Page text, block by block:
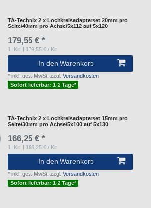
TA-Technix 2 x Lochkreisadapterset 20mm pro
Seite/40mm pro Achse/5x112 auf 5x120
179,55 € *
1 Kit | 179,55 € / Kit
In den Warenkorb
*inkl. ges. MwSt. zzgl.Versandkosten
Sofort lieferbar: 1-2 Tage*
TA-Technix 2 x Lochkreisadapterset 15mm pro
Seite/30mm pro Achse/5x100 auf 5x130
166,25 € *
1 Kit | 166,25 € / Kit
In den Warenkorb
*inkl. ges. MwSt. zzgl.Versandkosten
Sofort lieferbar: 1-2 Tage*